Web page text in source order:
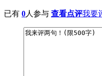
已有 0人参与 查看点评我要